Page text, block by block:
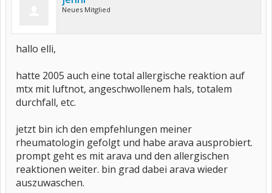
Neues Mitglied
hallo elli,
hatte 2005 auch eine total allergische reaktion auf
mtx mit luftnot, angeschwollenem hals, totalem
durchfall, etc.
jetzt bin ich den empfehlungen meiner
rheumatologin gefolgt und habe arava ausprobiert.
prompt geht es mit arava und den allergischen
reaktionen weiter. bin grad dabei arava wieder
auszuwaschen.